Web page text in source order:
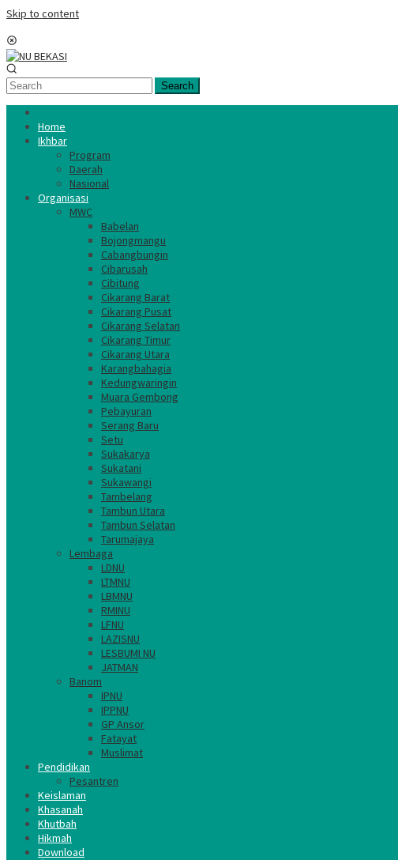
Skip to content
Search
Home
Ikhbar
Program
Daerah
Nasional
Organisasi
MWC
Babelan
Bojongmangu
Cabangbungin
Cibarusah
Cibitung
Cikarang Barat
Cikarang Pusat
Cikarang Selatan
Cikarang Timur
Cikarang Utara
Karangbahagia
Kedungwaringin
Muara Gembong
Pebayuran
Serang Baru
Setu
Sukakarya
Sukatani
Sukawangi
Tambelang
Tambun Utara
Tambun Selatan
Tarumajaya
Lembaga
LDNU
LTMNU
LBMNU
RMINU
LFNU
LAZISNU
LESBUMI NU
JATMAN
Banom
IPNU
IPPNU
GP Ansor
Fatayat
Muslimat
Pendidikan
Pesantren
Keislaman
Khasanah
Khutbah
Hikmah
Download